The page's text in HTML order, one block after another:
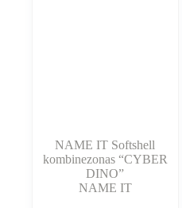
NAME IT Softshell
kombinezonas “CYBER
DINO”
NAME IT